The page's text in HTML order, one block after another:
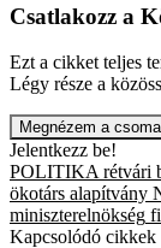
Csatlakozz a
Ezt a cikket teljes
Légy része a
Megnézem a
Jelentkezz be!
POLITIKA rétvári
ökotárs alapítvány
miniszterelnökség
Kapcsolódó cikkek